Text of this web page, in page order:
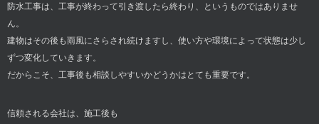
防水工事は、工事が終わって引き渡したら終わり、というものではありませ
ん。
建物はその後も雨風にさらされ続けますし、使い方や環境によって状態は少し
ずつ変化していきます。
だからこそ、工事後も相談しやすいかどうかはとても重要です。
信頼される会社は、施工後も